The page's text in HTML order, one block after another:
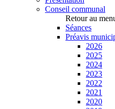
Conseil communal
Retour au
Séances
Préavis
2026
2025
2024
2023
2022
2021
2020